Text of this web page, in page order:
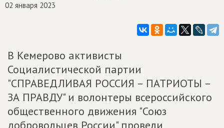
02 января 2023
В Кемерово активисты
Социалистической партии
"СПРАВЕДЛИВАЯ РОССИЯ – ПАТРИОТЫ –
ЗА ПРАВДУ" и волонтеры всероссийского
общественного движения "Союз
добровольцев России" провели